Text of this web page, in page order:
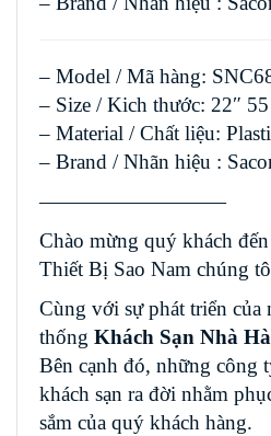
– Model / Mã hàng:
– Size / Kich thước: 22″
– Material / Chất liệu:
– Brand / Nhãn hiệu :
—————————
Chào mừng quý khách
Thiết Bị Sao Nam chúng
Cùng với sự phát triển của
thống Khách Sạn Nhà
Bên cạnh đó, những công
khách sạn ra đời nhằm
sắm của quý khách hàng.